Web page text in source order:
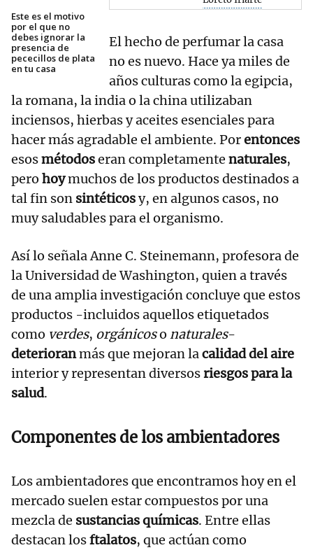
Este es el motivo
por el que no
debes ignorar la
presencia de
pececillos de plata
en tu casa
El hecho de perfumar la casa
no es nuevo. Hace ya miles de
años culturas como la egipcia,
la romana, la india o la china utilizaban
inciensos, hierbas y aceites esenciales para
hacer más agradable el ambiente. Porentonces
esosmétodoseran completamente naturales,
pero hoymuchos de los productos destinados a
tal fin son sintéticosy, en algunos casos, no
muy saludables para el organismo.
Así lo señala Anne C. Steinemann, profesora de
la Universidad de Washington, quien a través
de una amplia investigación concluye que estos
productos -incluidos aquellos etiquetados
como verdes, orgánicoso naturales-
deterioranmás que mejoran lacalidad del aire
interior y representan diversosriesgos para la
salud.
Componentes de los ambientadores
Los ambientadores que encontramos hoy en el
mercado suelen estar compuestos por una
mezcla de sustancias químicas. Entre ellas
destacan losftalatos, que actúan como